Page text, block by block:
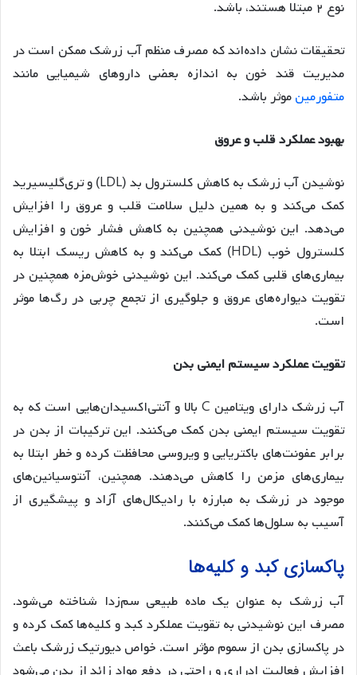
نوع ۲ مبتلا هستند، باشد.
تحقیقات نشان داده‌اند که مصرف منظم آب زرشک ممکن است در
مدیریت قند خون به اندازه بعضی داروهای شیمیایی مانند
متفورمینموثر باشد.
بهبود عملکرد قلب و عروق
نوشیدن آب زرشک به کاهش کلسترول بد (LDL) و تری‌گلیسیرید
کمک می‌کند و به همین دلیل سلامت قلب و عروق را افزایش
می‌دهد. این نوشیدنی همچنین به کاهش فشار خون و افزایش
کلسترول خوب (HDL) کمک می‌کند و به کاهش ریسک ابتلا به
بیماری‌های قلبی کمک می‌کند. این نوشیدنی خوش‌مزه همچنین در
تقویت دیواره‌های عروق و جلوگیری از تجمع چربی در رگ‌ها موثر
است.
تقویت عملکرد سیستم ایمنی بدن
آب زرشک دارای ویتامین C بالا و آنتی‌اکسیدان‌هایی است که به
تقویت سیستم ایمنی بدن کمک می‌کنند. این ترکیبات از بدن در
برابر عفونت‌های باکتریایی و ویروسی محافظت کرده و خطر ابتلا به
بیماری‌های مزمن را کاهش می‌دهند. همچنین، آنتوسیانین‌های
موجود در زرشک به مبارزه با رادیکال‌های آزاد و پیشگیری از
آسیب به سلول‌ها کمک می‌کنند.
پاکسازی کبد و کلیه‌ها
آب زرشک به عنوان یک ماده طبیعی سم‌زدا شناخته می‌شود.
مصرف این نوشیدنی به تقویت عملکرد کبد و کلیه‌ها کمک کرده و
در پاکسازی بدن از سموم مؤثر است. خواص دیورتیک زرشک باعث
افزایش فعالیت ادراری و راحتی در دفع مواد زائد از بدن می‌شود